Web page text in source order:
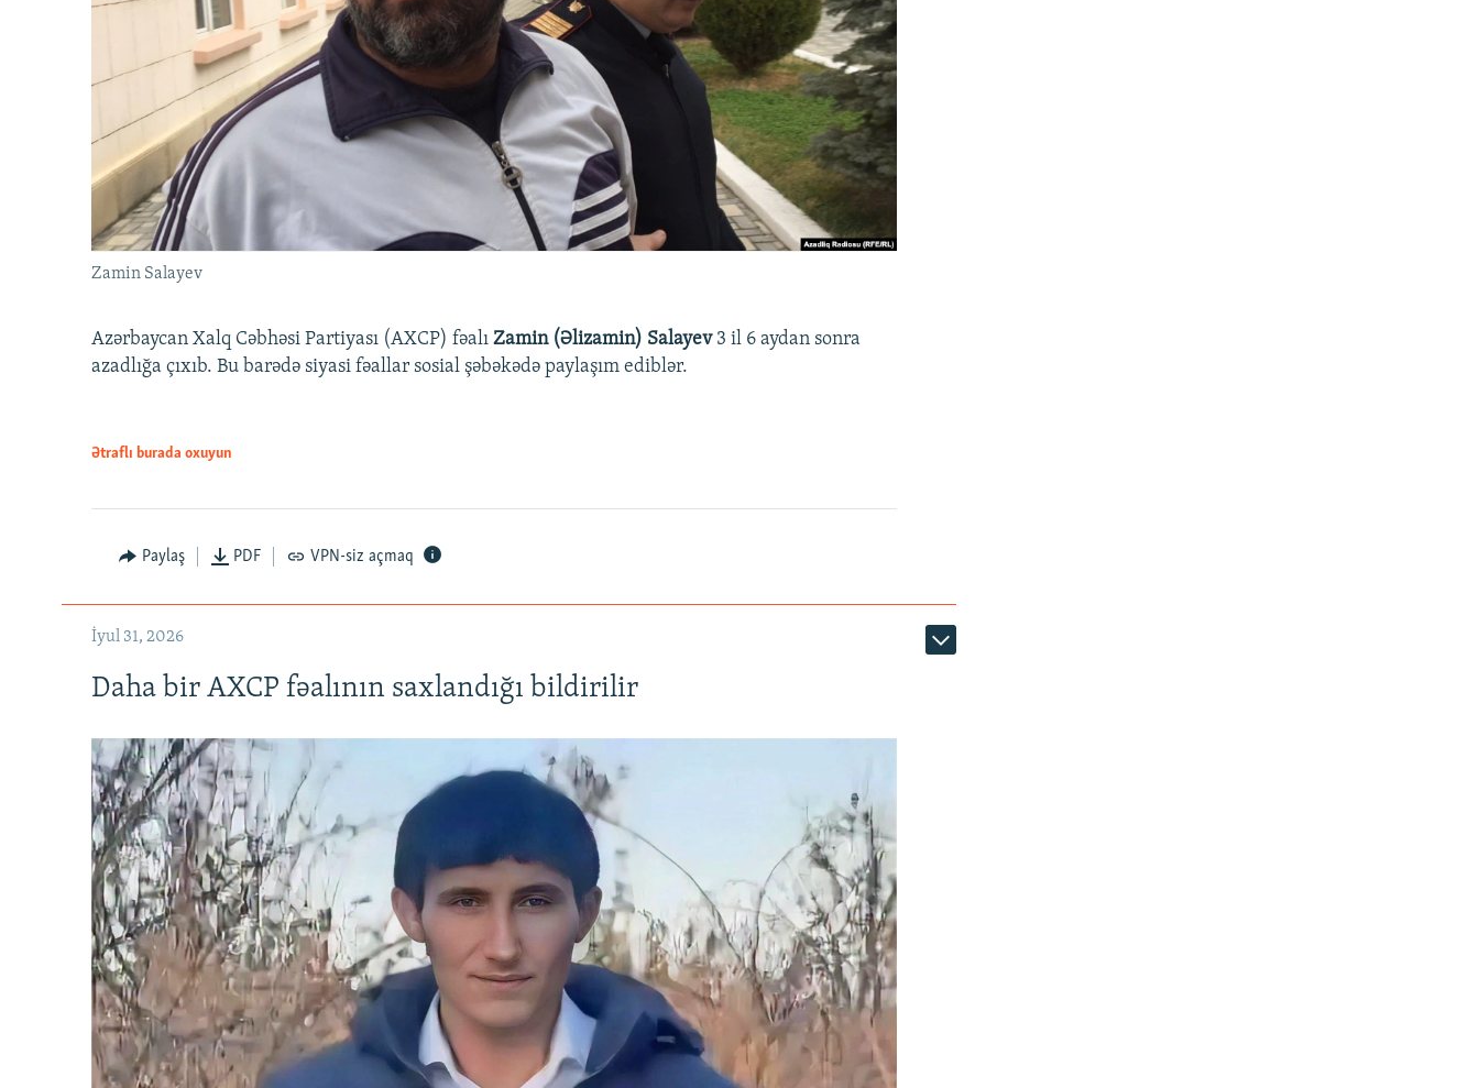
Zamin Salayev
Azərbaycan Xalq Cəbhəsi Partiyası (AXCP) fəalı Zamin (Əlizamin) Salayev 3 il 6 aydan sonra
azadlığa çıxıb. Bu barədə siyasi fəallar sosial şəbəkədə paylaşım ediblər.
Ətraflı burada oxuyun
Paylaş PDF VPN-siz açmaq
İyul 31, 2026
Daha bir AXCP fəalının saxlandığı bildirilir